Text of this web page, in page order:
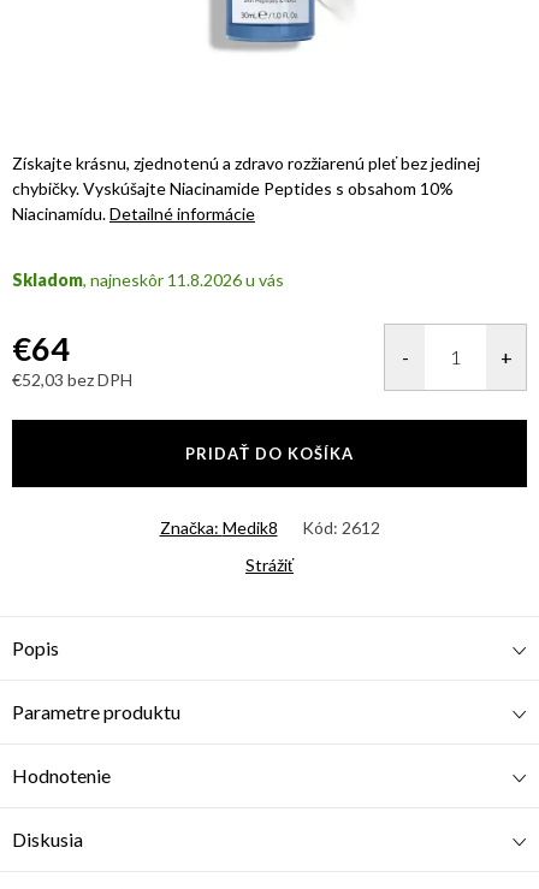
Získajte krásnu, zjednotenú a zdravo rozžiarenú pleť bez jedinej
chybičky. Vyskúšajte Niacinamide Peptides s obsahom 10%
Niacinamídu.Detailné informácie
Skladom 11.8.2026
€64
€52,03 bez DPH
PRIDAŤ DO KOŠÍKA
Značka: Medik8 Kód: 2612
Strážiť
Popis
Parametre produktu
Hodnotenie
Diskusia